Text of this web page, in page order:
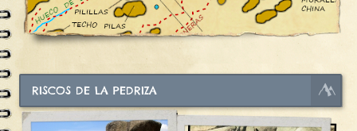
RISCOS DE LA PEDRIZA